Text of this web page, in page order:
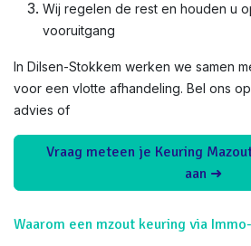
Wij regelen de rest en houden u
vooruitgang
In Dilsen-Stokkem werken we samen
voor een vlotte afhandeling. Bel ons
advies of
Vraag meteen je Keuring
aan ➜
Waarom een mzout keuring via